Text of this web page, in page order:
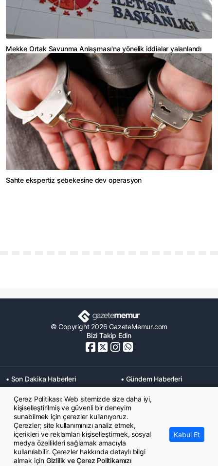
Mekke Ortak Savunma Anlaşması'na yönelik iddialar yalanlandı
Sahte ekspertiz şebekesine dev operasyon
© Copyright 2026 GazeteMemur.com
Bizi Takip Edin
• Son Dakika Haberleri
• Gündem Haberleri
• Memurlar Haberleri
• KPSS Haberleri
• Ekonomi Haberleri
• Eğitim Haberleri
• Yaşam Haberleri
• Maaş Verileri Haberleri
• Mahkeme Kararları
Haberleri
Çerez Politikası: Web sitemizde size daha iyi,
kişiselleştirilmiş ve güvenli bir deneyim
sunabilmek için çerezler kullanıyoruz.
Çerezler; site kullanımınızı analiz etmek,
içerikleri ve reklamları kişiselleştirmek, sosyal
medya özellikleri sağlamak amacıyla
kullanılabilir. Çerezler hakkında detaylı bilgi
almak için Gizlilik ve Çerez Politikamızı
Kabul Et